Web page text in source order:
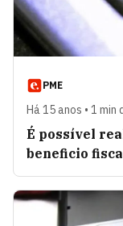
PME
Há 15 anos • 1 min
É possível
beneficio